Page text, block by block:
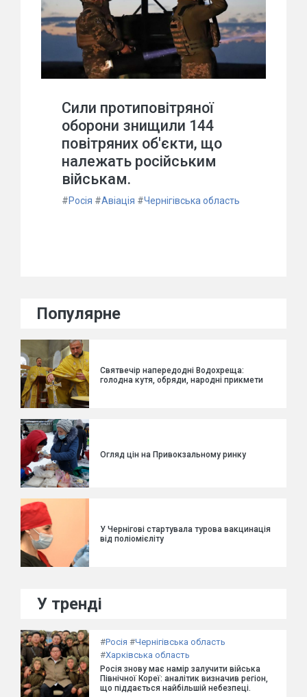
Сили протиповітряної
оборони знищили 144
повітряних об'єкти, що
належать російським
військам.
#Росія #Авіація #Чернігівська область
Популярне
Святвечір напередодні Водохреща:
голодна кутя, обряди, народні прикмети
Огляд цін на Привокзальному ринку
У Чернігові стартувала турова вакцинація
від поліомієліту
У тренді
#Росія #Чернігівська область
#Харківська область
Росія знову має намір залучити війська
Північної Кореї: аналітик визначив регіон,
що піддається найбільшій небезпеці.